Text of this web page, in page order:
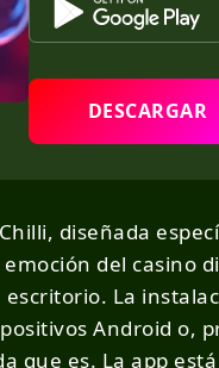
DESCARGAR
diseñada
del casino
La
Android o,
que es. La app